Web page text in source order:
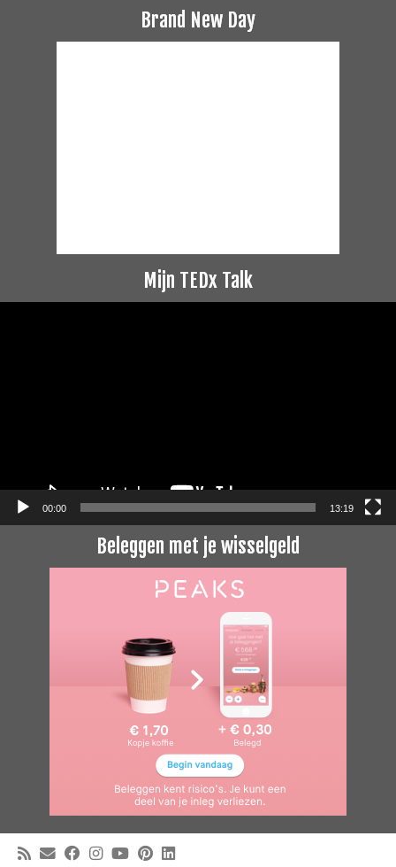
Brand New Day
Mijn TEDx Talk
00:00 13:19
Beleggen met je wisselgeld